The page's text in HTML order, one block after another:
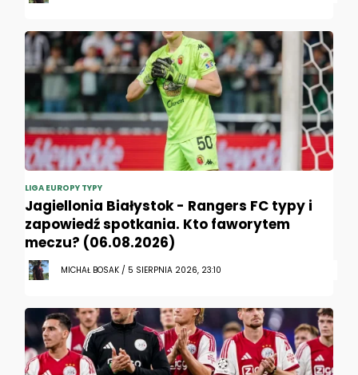
LIGA EUROPY TYPY
Jagiellonia Białystok - Rangers FC typy i
zapowiedź spotkania. Kto faworytem
meczu? (06.08.2026)
MICHAŁ BOSAK / 5 SIERPNIA 2026, 23:10